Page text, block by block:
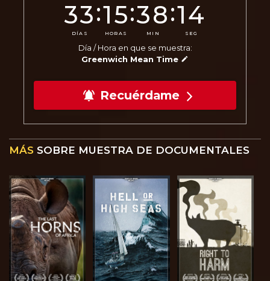
33
DÍAS
:15
HORAS
:38
MIN
:12
SEG
Día / Hora en que se muestra:
Greenwich Mean Time
Recuérdame
MÁS SOBRE MUESTRA DE DOCUMENTALES